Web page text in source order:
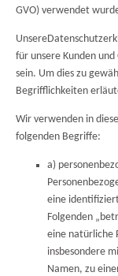
GVO) verwendet
für unsere Kunden
sein. Um dies zu
Begrifflichkeiten
Wir verwenden in
folgenden Begriffe:
a)
eine
Folgenden
eine natürliche
insbesondere
Namen, zu